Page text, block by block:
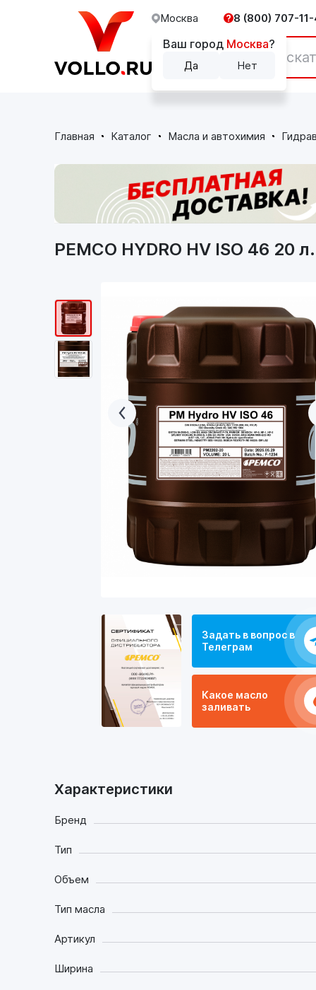
Москва
Ваш город Москва?
Да Нет
8 (800) 707-11-
Каталог
Главная Каталог Масла и автохимия
Задать в вопрос в
Телеграм
Какое масло
заливать
PEMCO HYDRO HV ISO 46 20
Характеристики
Бренд
Тип
Объем
Тип масла
Артикул
Ширина